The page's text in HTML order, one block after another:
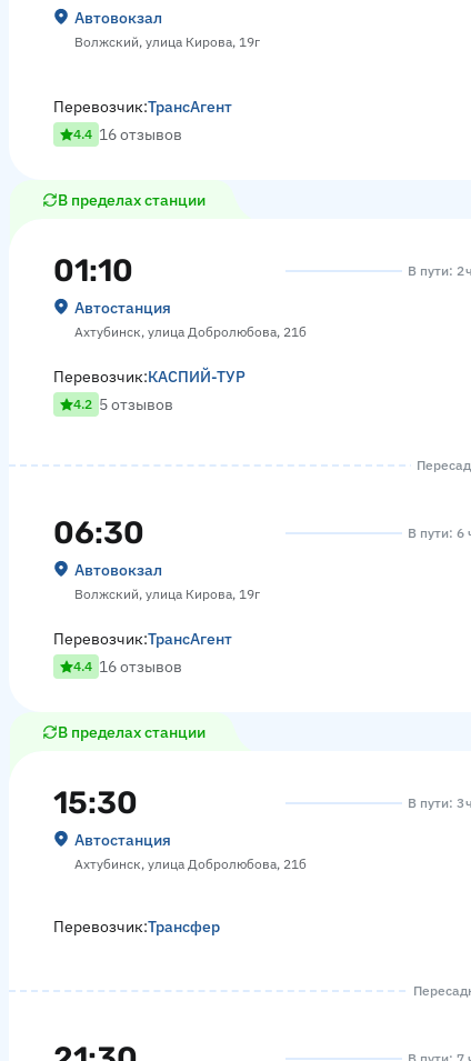
Автовокзал
Волжский, улица Кирова, 19г
Перевозчик:ТрансАгент
4.4 16 отзывов
В пределах станции
01:10
Автостанция
Ахтубинск, улица Добролюбова, 21б
В пути: 2
Перевозчик:КАСПИЙ-ТУР
4.2 5 отзывов
06:30
Автовокзал
Волжский, улица Кирова, 19г
В пути: 6
Перевозчик:ТрансАгент
4.4 16 отзывов
В пределах станции
15:30
Автостанция
Ахтубинск, улица Добролюбова, 21б
В пути: 3
Перевозчик:Трансфер